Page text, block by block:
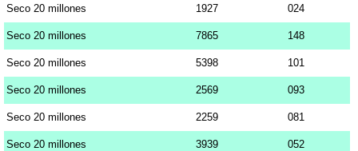
Seco 20 millones 1927 024
Seco 20 millones 7865 148
Seco 20 millones 5398 101
Seco 20 millones 2569 093
Seco 20 millones 2259 081
Seco 20 millones 3939 052